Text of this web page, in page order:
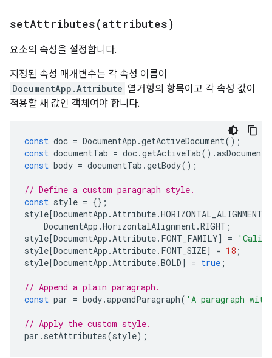
setAttributes(attributes)
요소의 속성을 설정합니다.
지정된 속성 매개변수는 각 속성 이름이
DocumentApp.Attribute 열거형의 항목이고 각 속성 값이
적용할 새 값인 객체여야 합니다.
const doc = DocumentApp .getActiveDocument();
const documentTab = doc.getActiveTab().
const body = documentTab .getBody();
// Define a custom paragraph style.
const style = {};
style[DocumentApp .Attribute.HORIZONTAL_ALIGNMENT
DocumentApp .HorizontalAlignment.RIGHT ;
style[DocumentApp .Attribute. FONT_FAMILY] =
style[DocumentApp .Attribute. FONT_SIZE] = 18 ;
style[DocumentApp .Attribute.BOLD] = true ;
// Append a plain paragraph.
const par = body.appendParagraph( 'A paragraph
// Apply the custom style.
par . setAttributes(style);